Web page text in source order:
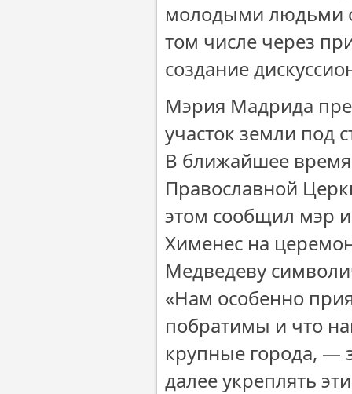
молодыми людьми
том числе через
создание
Мэрия Мадрида
участок земли под
В ближайшее время
Православной
этом сообщил мэр
Хименес на
Медведеву
«Нам особенно
побратимы и что
крупные города, —
далее укреплять